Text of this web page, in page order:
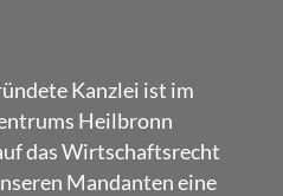
Kanzlei ist im
Heilbronn
das Wirtschaftsrecht
Mandanten eine